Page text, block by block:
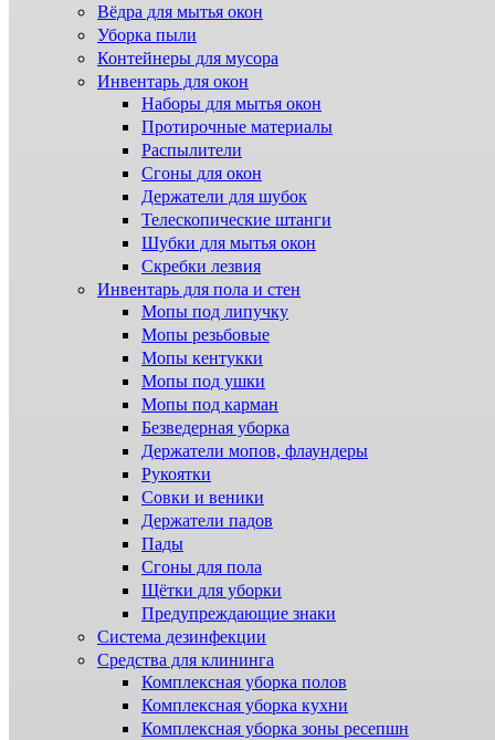
Вёдра для мытья окон
Уборка пыли
Контейнеры для мусора
Инвентарь для окон
Наборы для мытья окон
Протирочные материалы
Распылители
Сгоны для окон
Держатели для шубок
Телескопические штанги
Шубки для мытья окон
Скребки лезвия
Инвентарь для пола и стен
Мопы под липучку
Мопы резьбовые
Мопы кентукки
Мопы под ушки
Мопы под карман
Безведерная уборка
Держатели мопов, флаундеры
Рукоятки
Совки и веники
Держатели падов
Пады
Сгоны для пола
Щётки для уборки
Предупреждающие знаки
Система дезинфекции
Cредства для клининга
Комплексная уборка полов
Комплексная уборка кухни
Комплексная уборка зоны ресепшн